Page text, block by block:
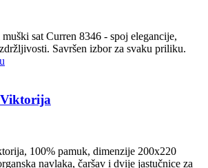
sat Curren 8346 - spoj elegancije,
Savršen izbor za svaku priliku.
100% pamuk, dimenzije 200x220
navlaka, čaršav i dvije jastučnice za